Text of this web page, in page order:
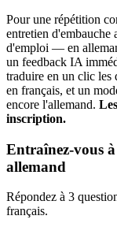
Pour une répétition
entretien
d'emploi — en
un feedback IA
traduire en un clic les
en français, et un
encore l'allemand.
inscription.
Entraînez-vous
allemand
Répondez à 3
français.